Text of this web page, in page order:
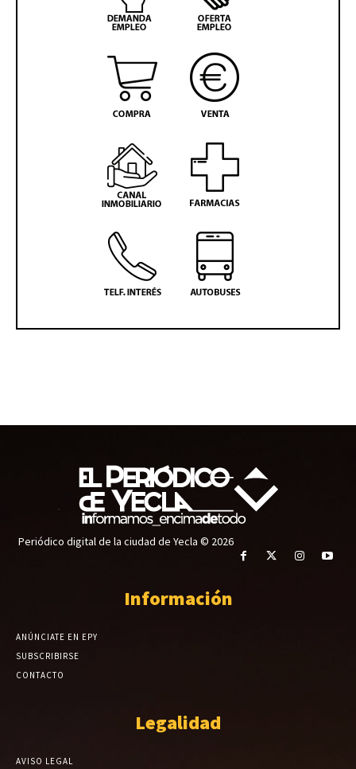
Periódico digital de la ciudad de Yecla © 2026
Información
ANÚNCIATE EN EPY
SUBSCRIBIRSE
CONTACTO
Legalidad
AVISO LEGAL